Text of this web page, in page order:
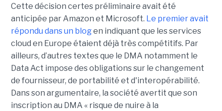
Cette décision certes préliminaire avait été
anticipée par Amazon et Microsoft. Le premier avait
répondu dans un blogen indiquant que les services
cloud en Europe étaient déjà très compétitifs. Par
ailleurs, d’autres textes que le DMA notamment le
Data Act impose des obligations sur le changement
de fournisseur, de portabilité et d'interopérabilité.
Dans son argumentaire, la société avertit que son
inscription au DMA « risque de nuire à la